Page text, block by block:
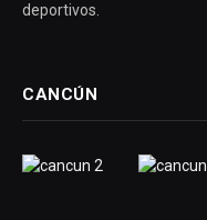
deportivos.
CANCÚN